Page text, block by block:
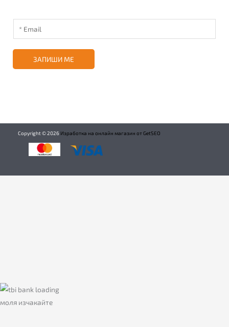
ЗАПИШИ МЕ
Copyright ©2026 Изработка на онлайн магазин от GetSEO
моля изчакайте